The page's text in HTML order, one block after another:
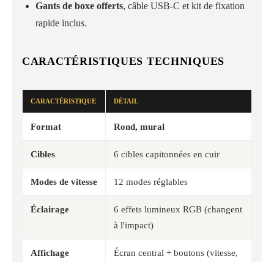
Gants de boxe offerts, câble USB-C et kit de fixation
rapide inclus.
CARACTÉRISTIQUES TECHNIQUES
CARACTÉRISTIQUE DÉTAIL
Format Rond, mural
Cibles 6 cibles capitonnées en cuir
Modes de vitesse 12 modes réglables
Éclairage
6 effets lumineux RGB (changent
à l'impact)
Affichage
Écran central + boutons (vitesse,